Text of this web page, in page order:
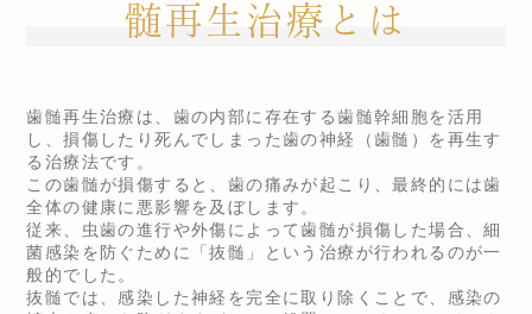
髄再生治療とは
歯髄再生治療は、歯の内部に存在する歯髄幹細胞を活用
し、損傷したり死んでしまった歯の神経（歯髄）を再生す
る治療法です。
この歯髄が損傷すると、歯の痛みが起こり、最終的には歯
全体の健康に悪影響を及ぼします。
従来、虫歯の進行や外傷によって歯髄が損傷した場合、細
菌感染を防ぐために「抜髄」という治療が行われるのが一
般的でした。
抜髄では、感染した神経を完全に取り除くことで、感染の